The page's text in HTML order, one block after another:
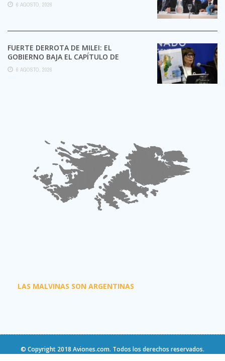
6 AGOSTO, 2026
FUERTE DERROTA DE MILEI: EL
GOBIERNO BAJA EL CAPÍTULO DE
EXTRANJERIZACIÓN DE TIERRAS
6 AGOSTO, 2026
LAS MALVINAS SON ARGENTINAS
© Copyright 2018 Aviones.com. Todos los derechos reservados.